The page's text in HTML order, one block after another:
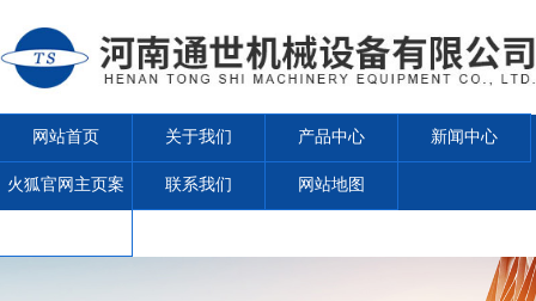
网站首页 关于我们 产品中心 新闻中心
火狐官网主页案 联系我们 网站地图